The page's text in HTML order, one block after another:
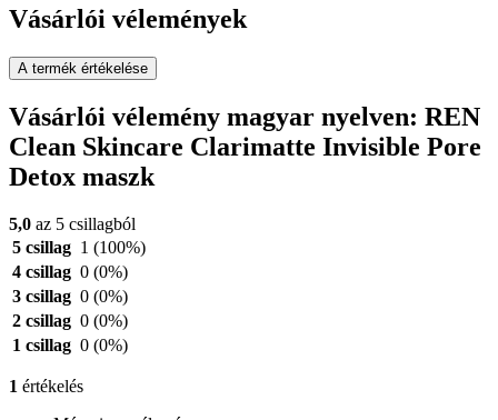
Vásárlói vélemények
A termék értékelése
Vásárlói vélemény magyar nyelven: REN
Clean Skincare Clarimatte Invisible Pore
Detox maszk
5,0 az 5 csillagból
5 csillag 1 (100%)
4 csillag 0 (0%)
3 csillag 0 (0%)
2 csillag 0 (0%)
1 csillag 0 (0%)
1 értékelés